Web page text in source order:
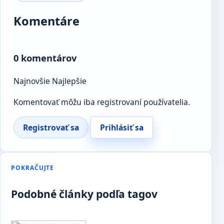
Komentáre
0 komentárov
Najnovšie Najlepšie
Komentovať môžu iba registrovaní používatelia.
Registrovať sa Prihlásiť sa
POKRAČUJTE
Podobné články podľa tagov